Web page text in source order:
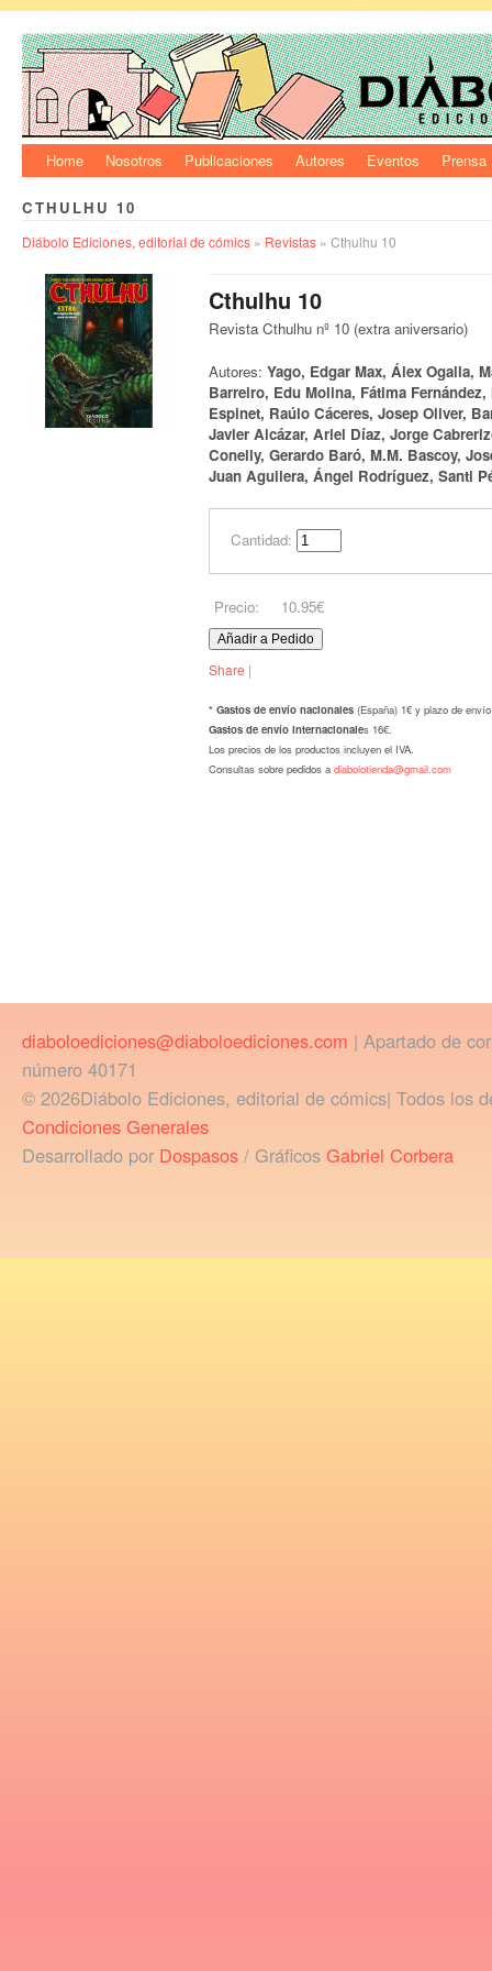
Home Nosotros Publicaciones Autores Eventos Prensa
CTHULHU 10
Diábolo Ediciones, editorial de cómics » Revistas » Cthulhu 10
Cthulhu 10
Revista Cthulhu nº 10 (extra aniversario)
Autores: Yago, Edgar Max, Álex Ogalla,
Barreiro, Edu Molina, Fátima
Espinet, Raúlo Cáceres, Josep Oliver,
Javier Alcázar, Ariel Díaz, Jorge
Conelly, Gerardo Baró, M.M. Bascoy,
Juan Aguilera, Ángel Rodríguez, Santi
Cantidad:
10.95€
Precio:
Share |
* Gastos de envío nacionales (España) 1€ y plazo de
Gastos de envío internacionales 16€.
Los precios de los productos incluyen el IVA.
Consultas sobre pedidos a diabolotienda@gmail.com
diaboloediciones@diaboloediciones.com | Apartado de
número 40171
© 2026Diábolo Ediciones, editorial de cómics| Todos los
Condiciones Generales
Desarrollado por Dospasos / Gráficos Gabriel Corbera